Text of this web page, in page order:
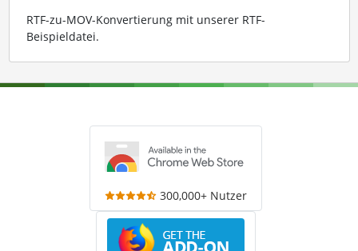
RTF-zu-MOV-Konvertierung mit unserer RTF-
Beispieldatei.
300,000+ Nutzer